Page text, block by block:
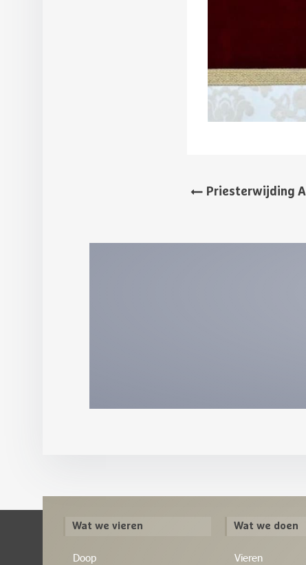
Priesterwijding
Wat we vieren
Doop
Wat we doen
Vieren